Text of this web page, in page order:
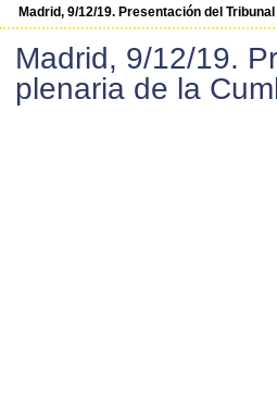
Madrid, 9/12/19. Presentación del
Madrid, 9/12/19.
plenaria de la